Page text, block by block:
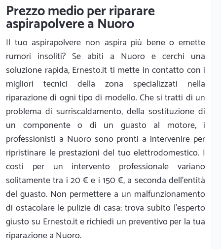
Prezzo medio per riparare
aspirapolvere a Nuoro
Il tuo aspirapolvere non aspira più bene o emette
rumori insoliti? Se abiti a Nuoro e cerchi una
soluzione rapida, Ernesto.it ti mette in contatto con i
migliori tecnici della zona specializzati nella
riparazione di ogni tipo di modello. Che si tratti di un
problema di surriscaldamento, della sostituzione di
un componente o di un guasto al motore, i
professionisti a Nuoro sono pronti a intervenire per
ripristinare le prestazioni del tuo elettrodomestico. I
costi per un intervento professionale variano
solitamente tra i 20 € e i 150 €, a seconda dell'entità
del guasto. Non permettere a un malfunzionamento
di ostacolare le pulizie di casa: trova subito l'esperto
giusto su Ernesto.it e richiedi un preventivo per la tua
riparazione a Nuoro.